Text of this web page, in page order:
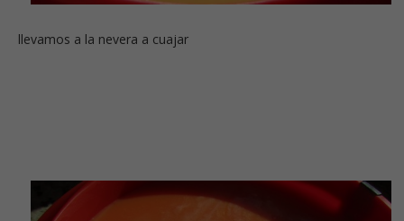
llevamos a la nevera a cuajar